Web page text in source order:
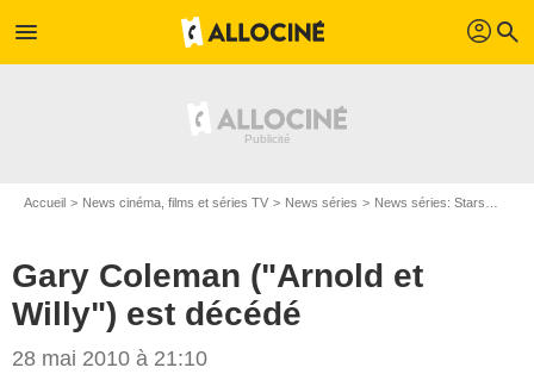
menu profil search
Accueil News cinéma, films et séries TV News séries News séries: Stars
Gary Coleman ("Arnold et
Willy") est décédé
28 mai 2010 à 21:10